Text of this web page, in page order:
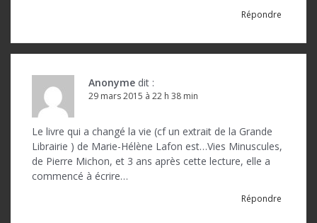
Répondre
Anonyme dit :
29 mars 2015 à 22 h 38 min
Le livre qui a changé la vie (cf un extrait de la Grande
Librairie ) de Marie-Hélène Lafon est…Vies Minuscules,
de Pierre Michon, et 3 ans après cette lecture, elle a
commencé à écrire…
Répondre